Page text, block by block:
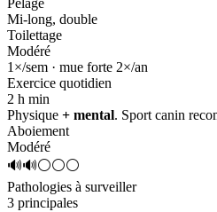
Mi-long, double
Toilettage
Modéré
1×/sem · mue forte 2×/an
Exercice quotidien
2 h min
Physique + mental. Sport canin
Aboiement
Modéré
🔊🔊⚪⚪⚪
Pathologies à surveiller
3 principales